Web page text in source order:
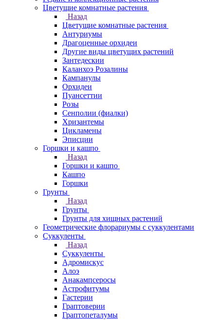
Цветущие комнатные растения
Назад
Цветущие комнатные растения
Антуриумы
Драгоценные орхидеи
Другие виды цветущих растений
Зантедескии
Каланхоэ Розалины
Кампанулы
Орхидеи
Пуансеттии
Розы
Сенполии (фиалки)
Хризантемы
Цикламены
Эписции
Горшки и кашпо
Назад
Горшки и кашпо
Кашпо
Горшки
Грунты
Назад
Грунты
Грунты для хищных растений
Геометрические флорариумы с суккулентами
Суккуленты
Назад
Суккуленты
Адромискус
Алоэ
Анакампсеросы
Астрофитумы
Гастерии
Граптоверии
Граптопеталумы